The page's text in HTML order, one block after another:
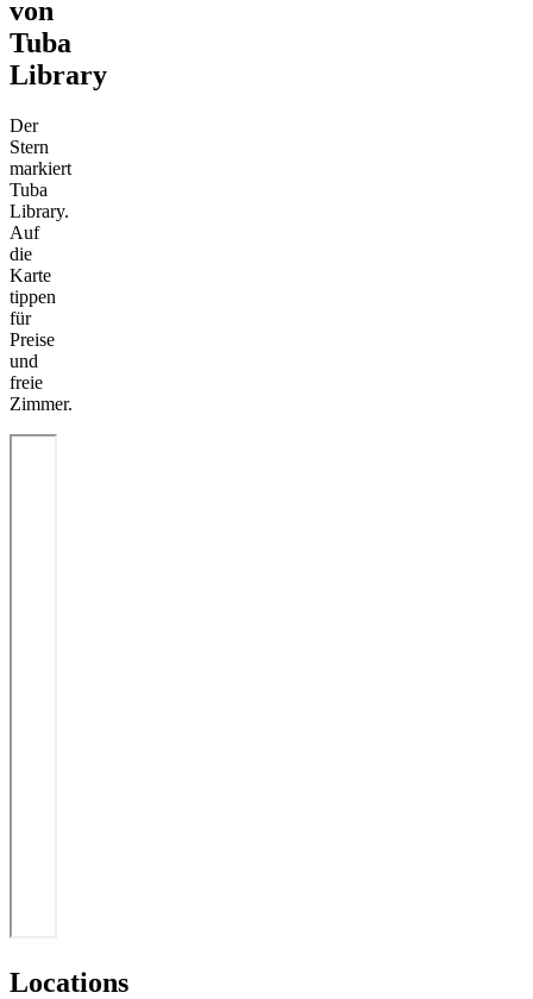
von
Tuba
Library
Der
Stern
markiert
Tuba
Library.
Auf
die
Karte
tippen
für
Preise
und
freie
Zimmer.
Locations